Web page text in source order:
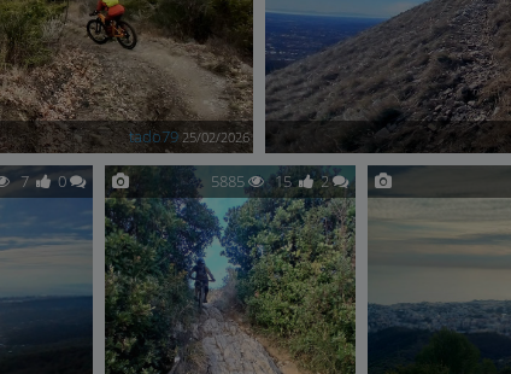
tado79 25/02/2026
7 0 5885 15 2